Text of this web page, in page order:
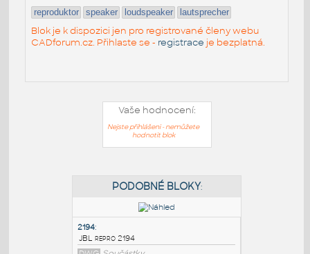
reproduktor speaker loudspeaker lautsprecher
Blok je k dispozici jen pro registrované členy webu
CADforum.cz. Přihlaste se - registrace je bezplatná.
Vaše hodnocení:
Nejste přihlášeni - nemůžete
hodnotit blok